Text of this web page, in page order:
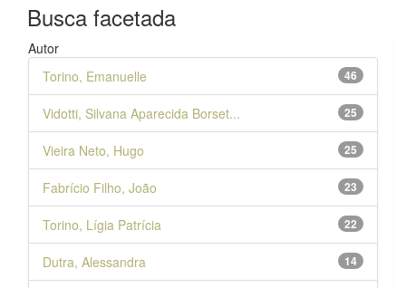
Busca facetada
Autor
46
Torino, Emanuelle
25
Vidotti, Silvana Aparecida Borset...
25
Vieira Neto, Hugo
23
Fabrício Filho, João
22
Torino, Lígia Patrícia
14
Dutra, Alessandra